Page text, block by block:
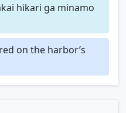
hikari ga minamo
on the harbor’s